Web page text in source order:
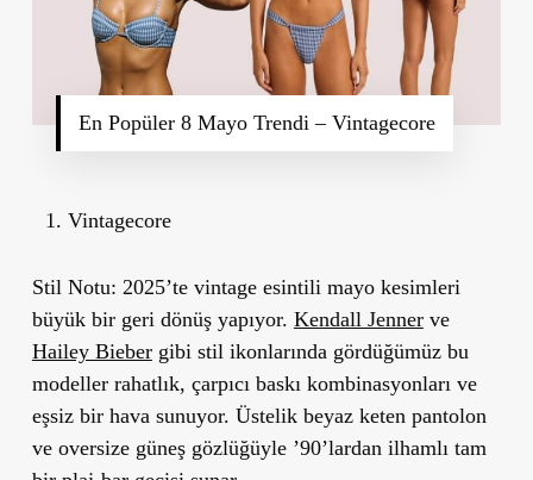
En Popüler 8 Mayo Trendi – Vintagecore
Vintagecore
Stil Notu: 2025’te vintage esintili mayo kesimleri
büyük bir geri dönüş yapıyor. Kendall Jennerve
Hailey Biebergibi stil ikonlarında gördüğümüz bu
modeller rahatlık, çarpıcı baskı kombinasyonları ve
eşsiz bir hava sunuyor. Üstelik beyaz keten pantolon
ve oversize güneş gözlüğüyle ’90’lardan ilhamlı tam